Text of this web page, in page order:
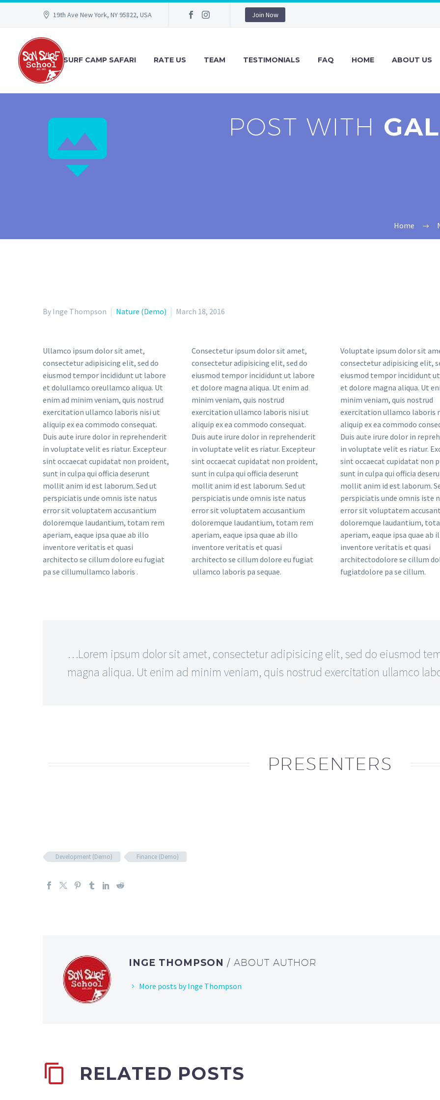
19th Ave New York, NY 95822, USA Join Now
SURF CAMP SAFARI RATE US TEAM TESTIMONIALS FAQ HOME ABOUT US

 POST WITH
Home
By Inge Thompson Nature (Demo) March 18, 2016
Ullamco ipsum dolor sit amet,
consectetur adipisicing elit, sed do
eiusmod tempor incididunt ut labore
et dolullamco oreullamco aliqua. Ut
enim ad minim veniam, quis nostrud
exercitation ullamco laboris nisi ut
aliquip ex ea commodo consequat.
Duis aute irure dolor in reprehenderit
in voluptate velit es riatur. Excepteur
sint occaecat cupidatat non proident,
sunt in culpa qui officia deserunt
mollit anim id est laborum. Sed ut
perspiciatis unde omnis iste natus
error sit voluptatem accusantium
doloremque laudantium, totam rem
aperiam, eaque ipsa quae ab illo
inventore veritatis et quasi
architecto se cillum dolore eu fugiat
pa se cillumullamco laboris .
Consectetur ipsum dolor sit amet,
consectetur adipisicing elit, sed do
eiusmod tempor incididunt ut labore
et dolore magna aliqua. Ut enim ad
minim veniam, quis nostrud
exercitation ullamco laboris nisi ut
aliquip ex ea commodo consequat.
Duis aute irure dolor in reprehenderit
in voluptate velit es riatur. Excepteur
sint occaecat cupidatat non proident,
sunt in culpa qui officia deserunt
mollit anim id est laborum. Sed ut
perspiciatis unde omnis iste natus
error sit voluptatem accusantium
doloremque laudantium, totam rem
aperiam, eaque ipsa quae ab illo
inventore veritatis et quasi
architecto se cillum dolore eu fugiat
ullamco laboris pa sequae.
Voluptate ipsum dolor sit
consectetur adipisicing elit,
eiusmod tempor incididunt
et dolore magna aliqua. Ut
minim veniam, quis nostrud
exercitation ullamco laboris
aliquip ex ea commodo
Duis aute irure dolor in
in voluptate velit es riatur.
sint occaecat cupidatat non
sunt in culpa qui officia
mollit anim id est laborum.
perspiciatis unde omnis iste
error sit voluptatem
doloremque laudantium,
aperiam, eaque ipsa quae ab
inventore veritatis et quasi
architectodolore se cillum
fugiatdolore pa se cillum.
…Lorem ipsum dolor sit amet, consectetur adipisicing elit, sed do eiusmod
magna aliqua. Ut enim ad minim veniam, quis nostrud exercitation ullamco
PRESENTERS
Development (Demo) Finance (Demo)
INGE THOMPSON / ABOUT AUTHOR
More posts by Inge Thompson
RELATED POSTS